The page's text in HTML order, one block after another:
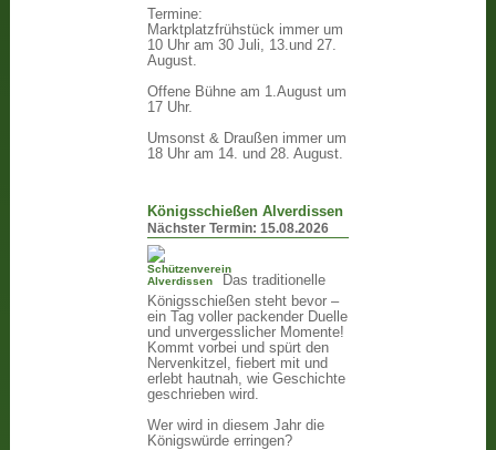
Termine:
Marktplatzfrühstück immer um
10 Uhr am 30 Juli, 13.und 27.
August.
Offene Bühne am 1.August um
17 Uhr.
Umsonst & Draußen immer um
18 Uhr am 14. und 28. August.
Königsschießen Alverdissen
Nächster Termin: 15.08.2026
Das traditionelle
Königsschießen steht bevor –
ein Tag voller packender Duelle
und unvergesslicher Momente!
Kommt vorbei und spürt den
Nervenkitzel, fiebert mit und
erlebt hautnah, wie Geschichte
geschrieben wird.
Wer wird in diesem Jahr die
Königswürde erringen?